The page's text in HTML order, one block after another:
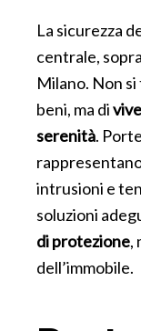
La sicurezza
centrale,
Milano. Non
beni, ma di
serenità.
intrusioni e
soluzioni
di protezione,
dell’immobile.